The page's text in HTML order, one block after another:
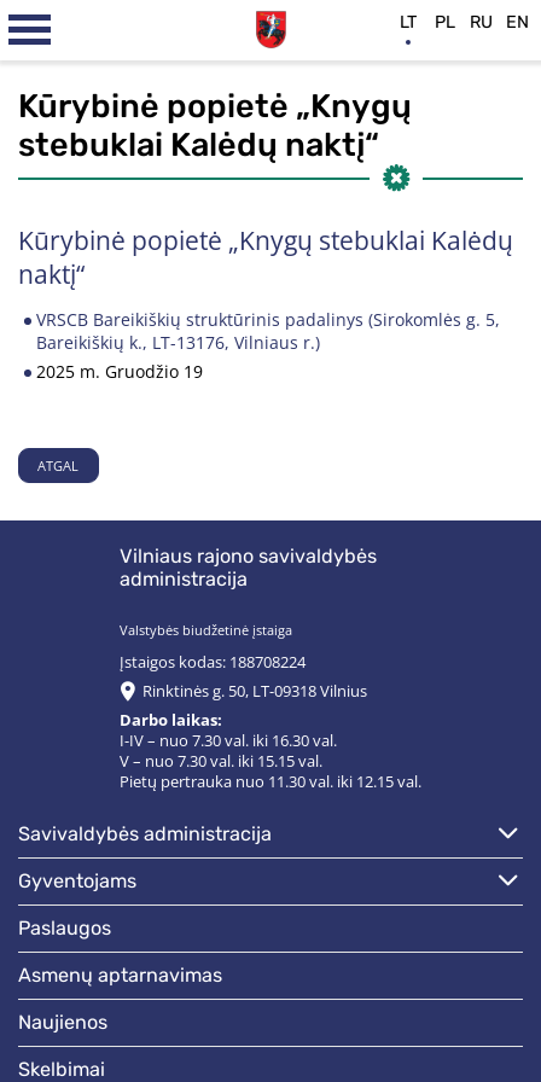
Kūrybinė popietė „Knygų
stebuklai Kalėdų naktį“
Kūrybinė popietė „Knygų stebuklai Kalėdų
naktį“
VRSCB Bareikiškių struktūrinis padalinys (Sirokomlės g. 5,
Bareikiškių k., LT-13176, Vilniaus r.)
2025 m. Gruodžio 19
ATGAL
Vilniaus rajono savivaldybės
administracija
Valstybės biudžetinė įstaiga
Įstaigos kodas: 188708224
Rinktinės g. 50, LT-09318 Vilnius
Darbo laikas:
I-IV – nuo 7.30 val. iki 16.30 val.
V – nuo 7.30 val. iki 15.15 val.
Pietų pertrauka nuo 11.30 val. iki 12.15 val.
savivaldybės administracija
gyventojams
paslaugos
asmenų aptarnavimas
naujienos
skelbimai
LT PL RU EN